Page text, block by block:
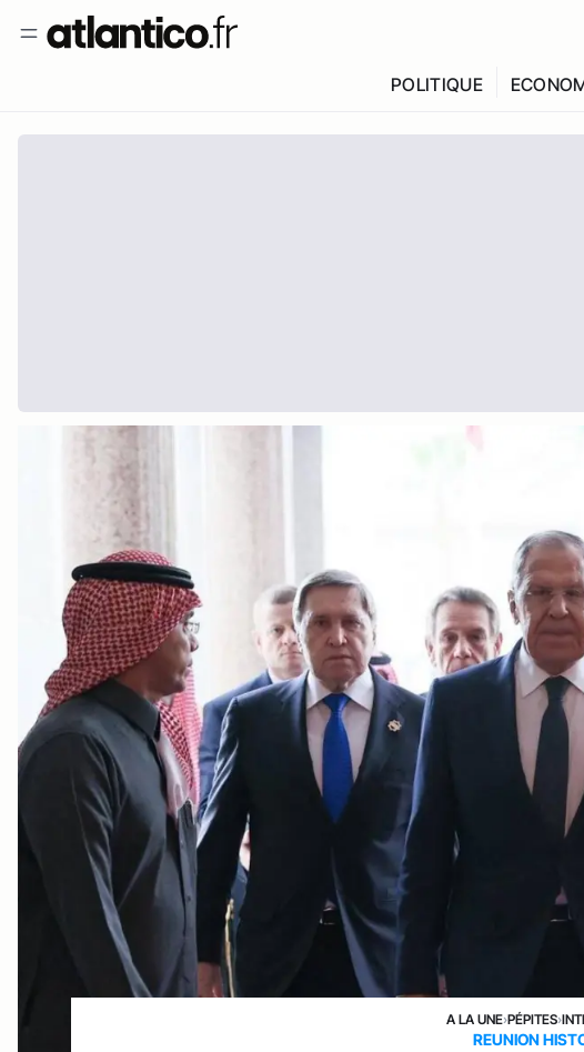
POLITIQUE
A LA UNE›PÉPITES›
REUNION